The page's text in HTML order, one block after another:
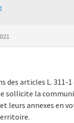
des articles L. 311-
sollicite la
leurs annexes en